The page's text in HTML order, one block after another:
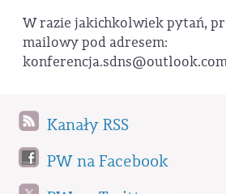
W razie jakichkolwiek pytań,
mailowy pod adresem:
Kanały RSS
PW na Facebook